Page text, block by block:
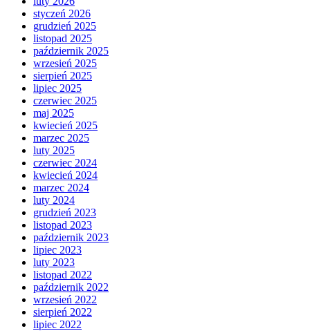
styczeń 2026
grudzień 2025
listopad 2025
październik 2025
wrzesień 2025
sierpień 2025
lipiec 2025
czerwiec 2025
maj 2025
kwiecień 2025
marzec 2025
luty 2025
czerwiec 2024
kwiecień 2024
marzec 2024
luty 2024
grudzień 2023
listopad 2023
październik 2023
lipiec 2023
luty 2023
listopad 2022
październik 2022
wrzesień 2022
sierpień 2022
lipiec 2022